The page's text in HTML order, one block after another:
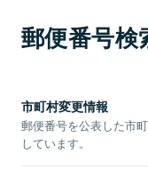
郵便番号検
市町村変更情報
郵便番号を公表した市
しています。